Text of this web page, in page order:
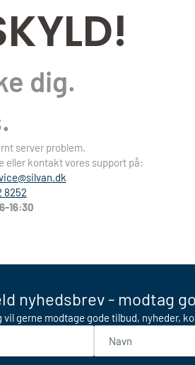
dig.
server problem.
eller kontakt vores support på:
8252
16:30
nyhedsbrev - modtag
gerne modtage gode tilbud, nyheder,